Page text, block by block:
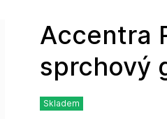
Accentra Rein-Beers and Cheers,
sprchový
Skladem